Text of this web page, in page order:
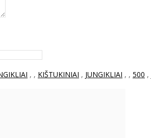
, , KIŠTUKINIAI , JUNGIKLIAI , , 500 ,